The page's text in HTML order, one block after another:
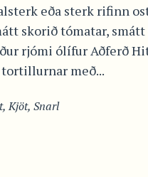
eða sterk rifinn
skorið tómatar,
rjómi ólífur Aðferð
tortillurnar með...
,Kjöt, Snarl